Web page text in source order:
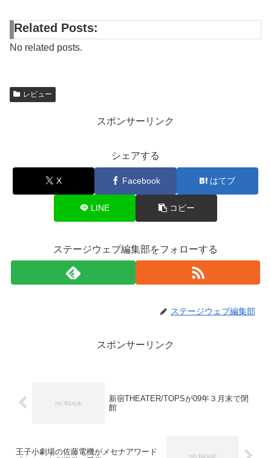
Related Posts:
No related posts.
レビュー
スポンサーリンク
シェアする
X Facebook はてブ
LINE コピー
ステージウェブ編集部をフォローする
ステージウェブ編集部
スポンサーリンク
新宿THEATER/TOPSが09年３月末で閉
館
王子小劇場の佐藤電機がメセナアワード